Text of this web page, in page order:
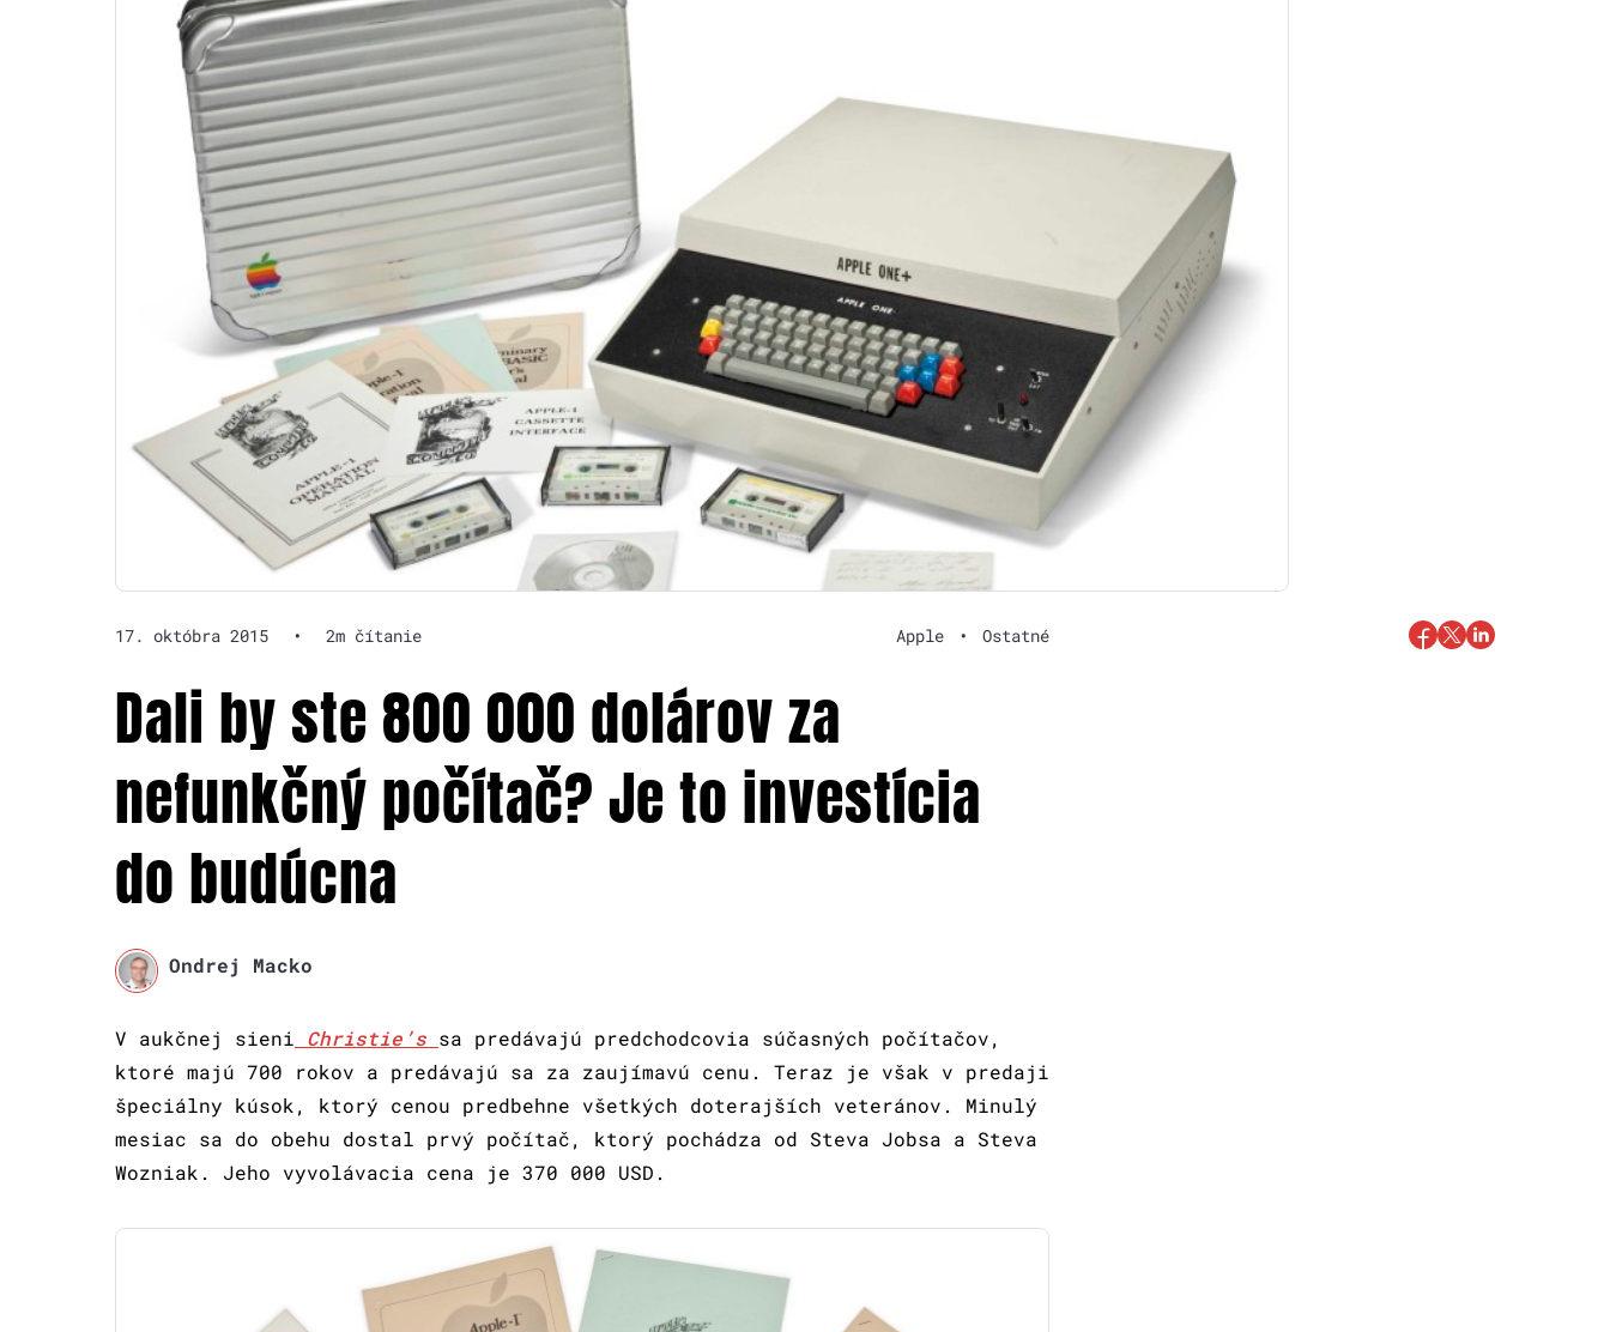
17. októbra 2015 • 2m čítanie Apple • Ostatné
Dali by ste 800 000 dolárov za
nefunkčný počítač? Je to investícia
do budúcna
Ondrej Macko
V aukčnej sieni Christie’s sa predávajú predchodcovia súčasných počítačov,
ktoré majú 700 rokov a predávajú sa za zaujímavú cenu. Teraz je však v predaji
špeciálny kúsok, ktorý cenou predbehne všetkých doterajších veteránov. Minulý
mesiac sa do obehu dostal prvý počítač, ktorý pochádza od Steva Jobsa a Steva
Wozniak. Jeho vyvolávacia cena je 370 000 USD.